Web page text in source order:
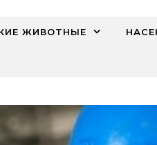
ЖИВОТНЫЕ